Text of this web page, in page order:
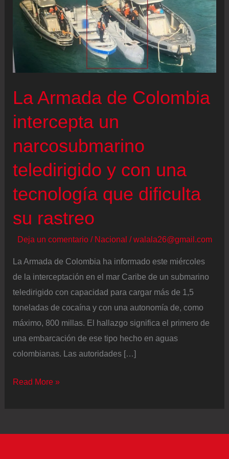
La Armada de Colombia
intercepta un
narcosubmarino
teledirigido y con una
tecnología que dificulta
su rastreo
Deja un comentario / Nacional /walala26@gmail.com
La Armada de Colombia ha informado este miércoles
de la interceptación en el mar Caribe de un submarino
teledirigido con capacidad para cargar más de 1,5
toneladas de cocaína y con una autonomía de, como
máximo, 800 millas. El hallazgo significa el primero de
una embarcación de ese tipo hecho en aguas
colombianas. Las autoridades […]
La
Read More »